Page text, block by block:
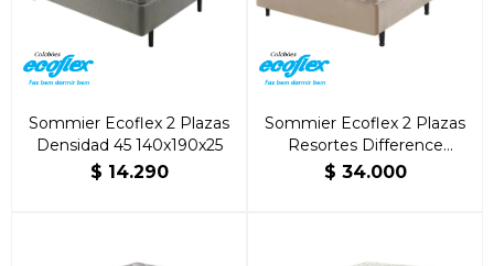
Sommier Ecoflex 2 Plazas
Densidad 45 140x190x25
$ 14.290
Sommier Ecoflex 2 Plazas
Resortes Difference
140x190x35
$ 34.000